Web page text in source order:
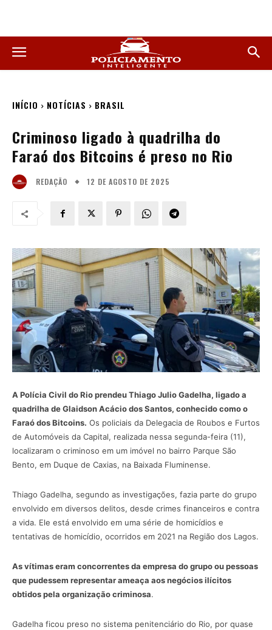
INÍCIO NOTÍCIAS BRASIL
Criminoso ligado à quadrilha do
Faraó dos Bitcoins é preso no Rio
REDAÇÃO 12 DE AGOSTO DE 2025
A Polícia Civil do Rio prendeu Thiago Julio Gadelha, ligado a
quadrilha de Glaidson Acácio dos Santos, conhecido como o
Faraó dos Bitcoins. Os policiais da Delegacia de Roubos e Furtos
de Automóveis da Capital, realizada nessa segunda-feira (11),
localizaram o criminoso em um imóvel no bairro Parque São
Bento, em Duque de Caxias, na Baixada Fluminense.
Thiago Gadelha, segundo as investigações, fazia parte do grupo
envolvido em diversos delitos, desde crimes financeiros e contra
a vida. Ele está envolvido em uma série de homicídios e
tentativas de homicídio, ocorridos em 2021 na Região dos Lagos.
As vítimas eram concorrentes da empresa do grupo ou pessoas
que pudessem representar ameaça aos negócios ilícitos
obtidos pela organização criminosa.
Gadelha ficou preso no sistema penitenciário do Rio, por quase